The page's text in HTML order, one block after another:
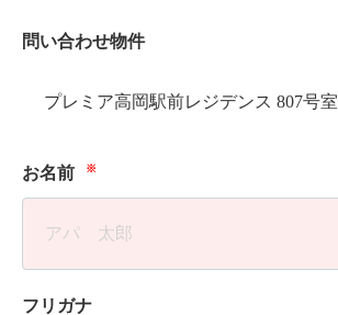
問い合わせ物件
プレミア高岡駅前レジデンス 807号室
お名前 ※
フリガナ